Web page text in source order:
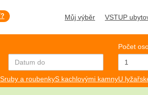
Můj výběr VSTUP
Počet
Sruby a roubenkyS kachlovými kamnyU